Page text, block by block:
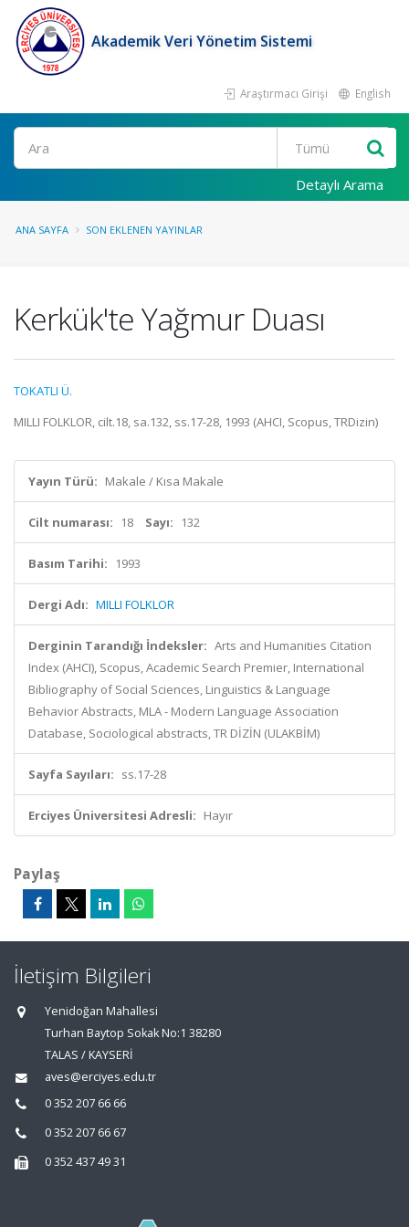
Akademik Veri Yönetim Sistemi
Araştırmacı Girişi English
Ara
Detaylı Arama
ANA SAYFA SON EKLENEN YAYINLAR
Kerkük'te Yağmur Duası
TOKATLI Ü.
MILLI FOLKLOR, cilt.18, sa.132, ss.17-28, 1993 (AHCI, Scopus, TRDizin)
Yayın Türü: Makale / Kısa Makale
Cilt numarası: 18 Sayı: 132
Basım Tarihi: 1993
Dergi Adı: MILLI FOLKLOR
Derginin Tarandığı İndeksler: Arts and Humanities Citation
Index (AHCI), Scopus, Academic Search Premier, International
Bibliography of Social Sciences, Linguistics & Language
Behavior Abstracts, MLA - Modern Language Association
Database, Sociological abstracts, TR DİZİN (ULAKBİM)
Sayfa Sayıları: ss.17-28
Erciyes Üniversitesi Adresli: Hayır
Paylaş
İletişim Bilgileri
Yenidoğan Mahallesi
Turhan Baytop Sokak No:1 38280
TALAS / KAYSERİ
aves@erciyes.edu.tr
0 352 207 66 66
0 352 207 66 67
0 352 437 49 31